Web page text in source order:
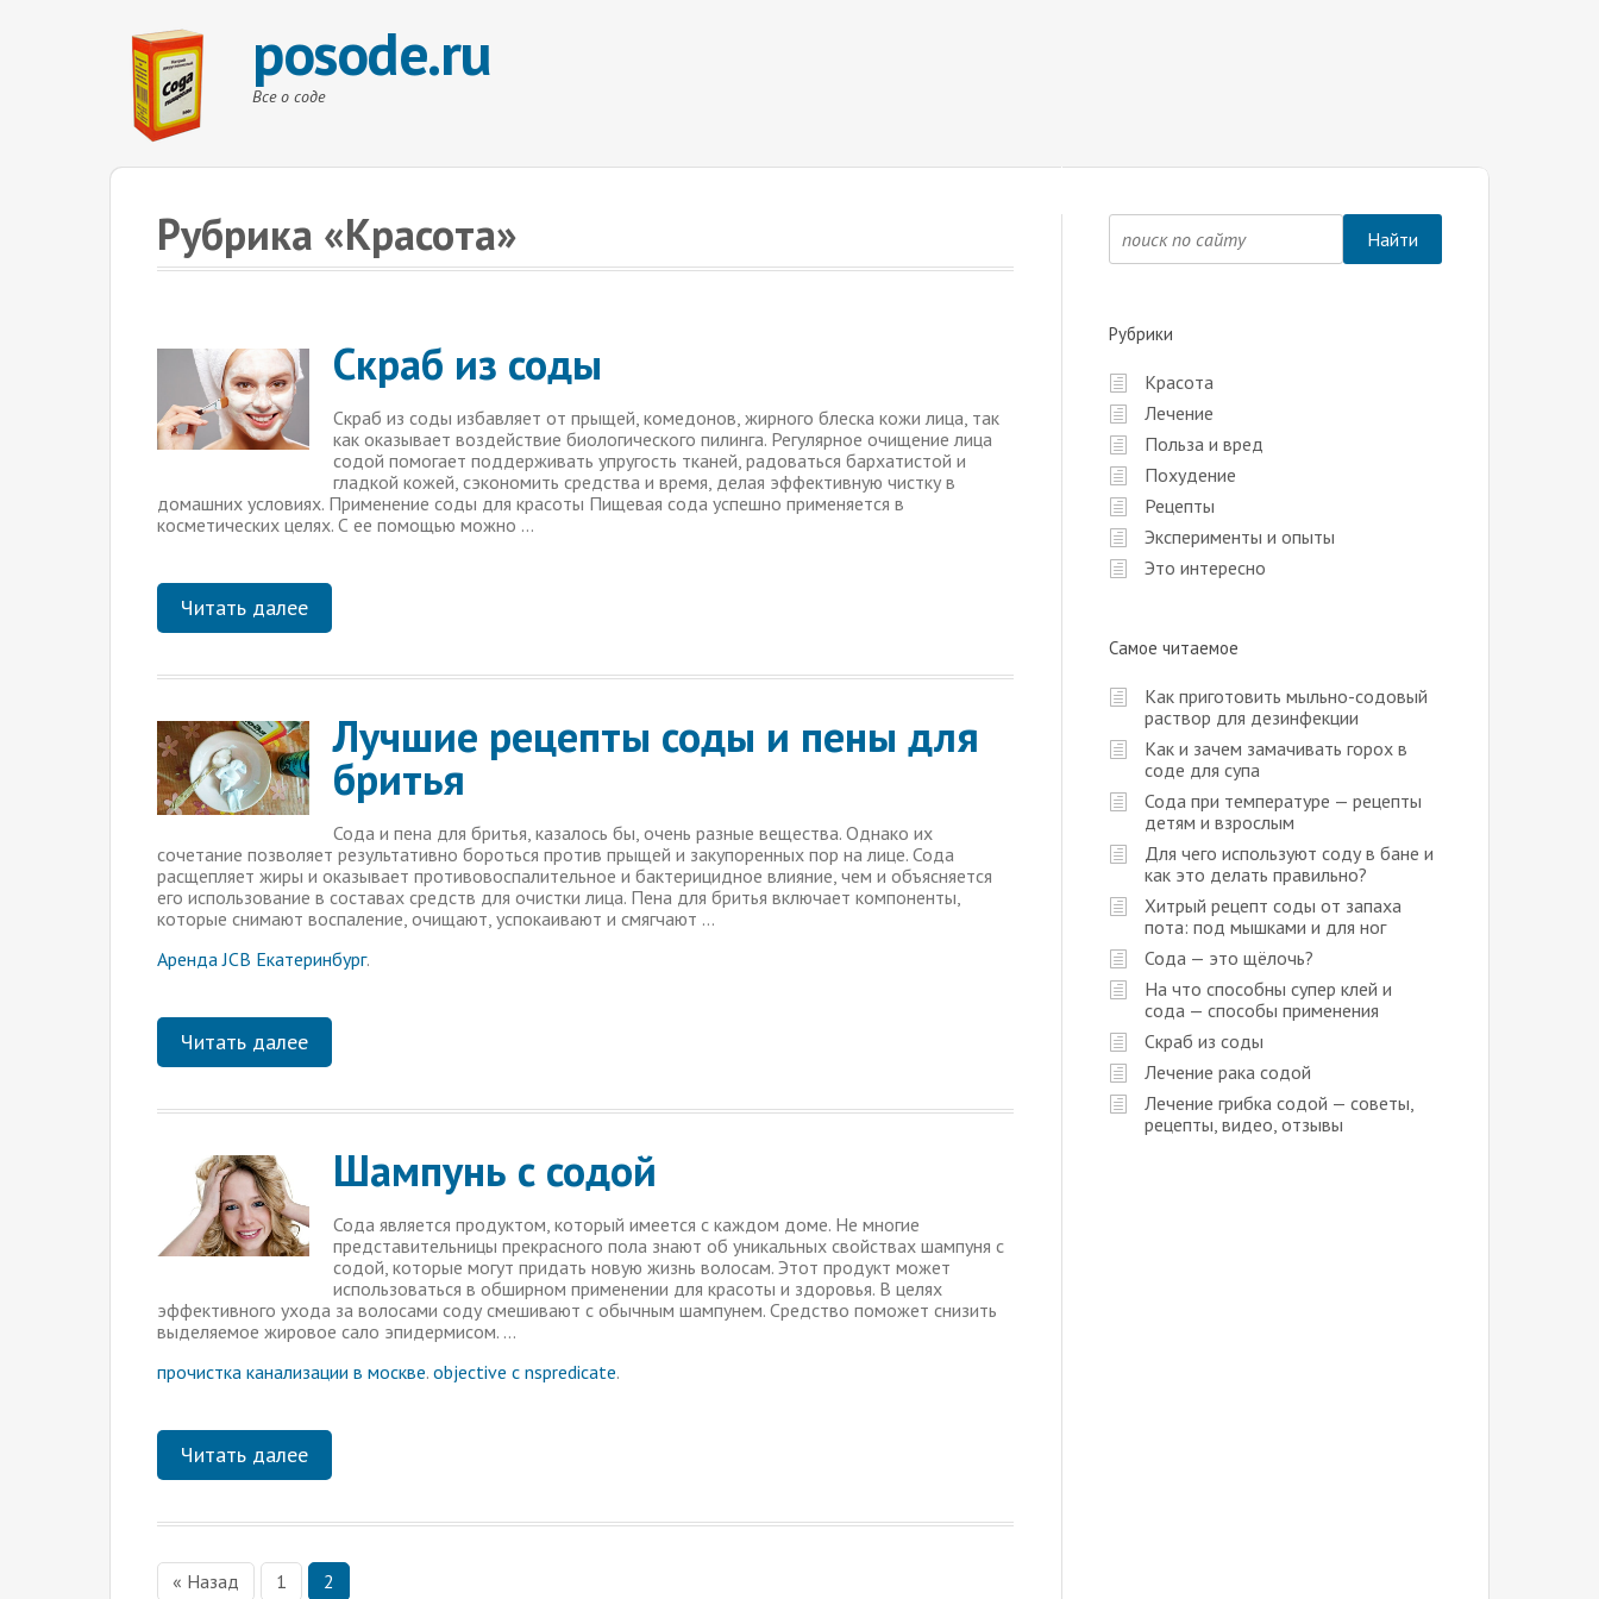
posode.ru
Все о соде
Рубрика «Красота»
Скраб из соды
Скраб из соды избавляет от прыщей, комедонов, жирного блеска кожи лица, так
как оказывает воздействие биологического пилинга. Регулярное очищение лица
содой помогает поддерживать упругость тканей, радоваться бархатистой и
гладкой кожей, сэкономить средства и время, делая эффективную чистку в
домашних условиях. Применение соды для красоты Пищевая сода успешно применяется в
косметических целях. С ее помощью можно …
Читать далее
Лучшие рецепты соды и пены для
бритья
Сода и пена для бритья, казалось бы, очень разные вещества. Однако их
сочетание позволяет результативно бороться против прыщей и закупоренных пор на лице. Сода
расщепляет жиры и оказывает противовоспалительное и бактерицидное влияние, чем и объясняется
его использование в составах средств для очистки лица. Пена для бритья включает компоненты,
которые снимают воспаление, очищают, успокаивают и смягчают …
Аренда JCB Екатеринбург.
Читать далее
Шампунь с содой
Сода является продуктом, который имеется с каждом доме. Не многие
представительницы прекрасного пола знают об уникальных свойствах шампуня с
содой, которые могут придать новую жизнь волосам. Этот продукт может
использоваться в обширном применении для красоты и здоровья. В целях
эффективного ухода за волосами соду смешивают с обычным шампунем. Средство поможет снизить
выделяемое жировое сало эпидермисом. …
прочистка канализации в москве. objective c nspredicate.
Читать далее
« Назад 1 2
Рубрики
Красота
Лечение
Польза и вред
Похудение
Рецепты
Эксперименты и опыты
Это интересно
Самое читаемое
Как приготовить мыльно-содовый
раствор для дезинфекции
Как и зачем замачивать горох в
соде для супа
Сода при температуре — рецепты
детям и взрослым
Для чего используют соду в бане и
как это делать правильно?
Хитрый рецепт соды от запаха
пота: под мышками и для ног
Сода — это щёлочь?
На что способны супер клей и
сода — способы применения
Скраб из соды
Лечение рака содой
Лечение грибка содой — советы,
рецепты, видео, отзывы